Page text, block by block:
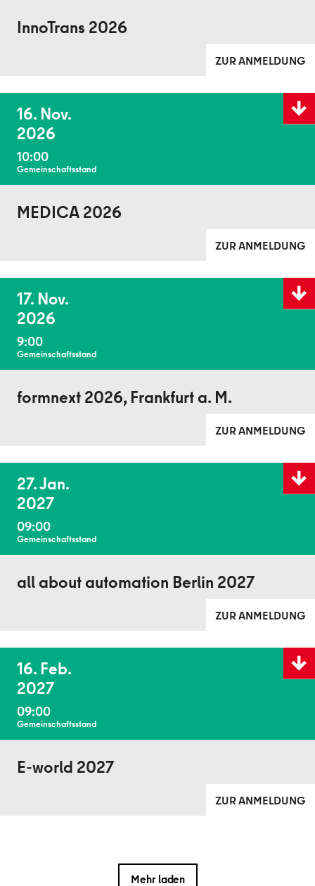
InnoTrans 2026
ZUR ANMELDUNG
16. Nov.
2026
10:00
Gemeinschaftsstand
MEDICA 2026
Details
ZUR ANMELDUNG
17. Nov.
2026
9:00
Gemeinschaftsstand
formnext 2026, Frankfurt a. M.
Details
ZUR ANMELDUNG
27. Jan.
2027
09:00
Gemeinschaftsstand
all about automation Berlin 2027
Details
ZUR ANMELDUNG
16. Feb.
2027
09:00
Gemeinschaftsstand
E-world 2027
Details
ZUR ANMELDUNG
Mehr laden